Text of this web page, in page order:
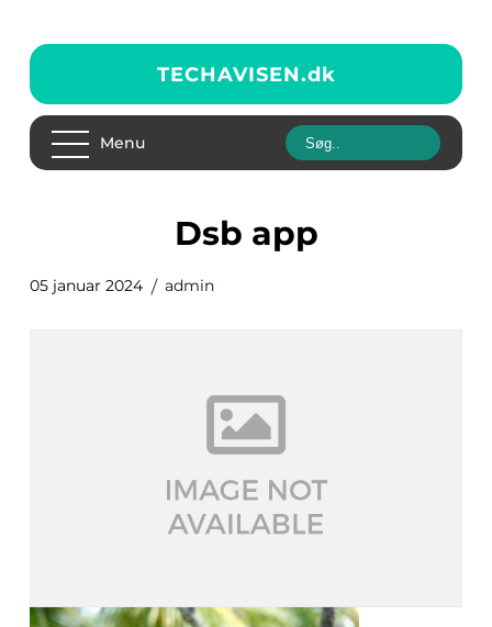
TECHAVISEN.dk
Menu
dsb app
05 januar 2024 admin